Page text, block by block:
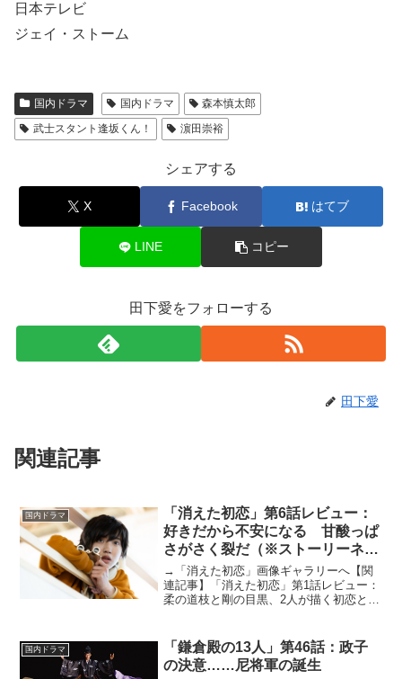
日本テレビ
ジェイ・ストーム
国内ドラマ 国内ドラマ
森本慎太郎
武士スタント逢坂くん！
濵田崇裕
シェアする
X Facebook はてブ
LINE コピー
田下愛をフォローする
田下愛
関連記事
国内ドラマ
「消えた初恋」第6話レビュー：
好きだから不安になる 甘酸っぱ
さがさく裂だ（※ストーリーネタ
バレあり）
→「消えた初恋」画像ギャラリーへ【関
連記事】「消えた初恋」第1話レビュー：
柔の道枝と剛の目黒、2人が描く初恋と
佑の目の演技がキュンを誘う【関連記
事】「消えた初恋」第3...
国内ドラマ
「鎌倉殿の13人」第46話：政子
の決意……尼将軍の誕生